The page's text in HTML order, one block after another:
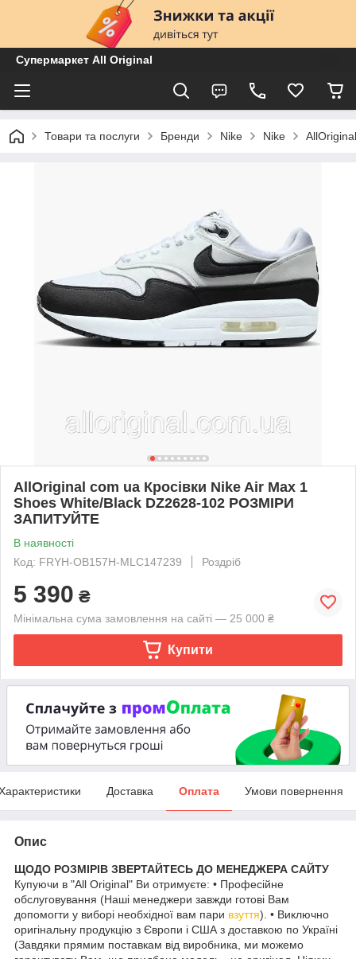
Супермаркет All Original
Товари та послуги Бренди Nike Nike
AllOriginal com ua Кросівки Nike Air Max 1
Shoes White/Black DZ2628-102 РОЗМІРИ
ЗАПИТУЙТЕ
В наявності
Код: FRYH-OB157H-MLC147239
Роздріб
5 390 ₴
Мінімальна сума замовлення на сайті — 25 000 ₴
Купити
Доставка Оплата Умови повернення
Опис
ЩОДО РОЗМІРІВ ЗВЕРТАЙТЕСЬ ДО МЕНЕДЖЕРА САЙТУ
Купуючи в "All Original" Ви отримуєте: • Професійне
обслуговування (Наші менеджери завжди готові Вам
допомогти у виборі необхідної вам пари взуття). • Виключно
оригінальну продукцію з Європи і США з доставкою по Україні
(Завдяки прямим поставкам від виробника, ми можемо